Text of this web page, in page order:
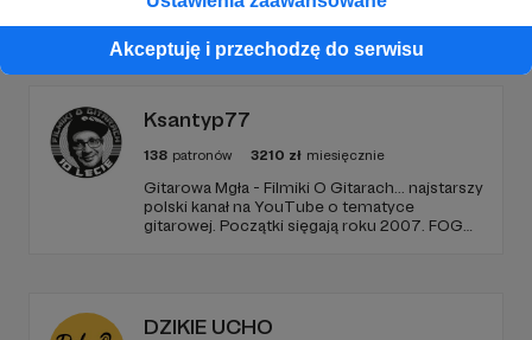
Akceptuję i przechodzę do serwisu
Promowani autorzy
Ksantyp77
138 patronów 3210 zł miesięcznie
Gitarowa Mgła - Filmiki O Gitarach... najstarszy
polski kanał na YouTube o tematyce
gitarowej. Początki sięgają roku 2007. FOG
DZIKIE UCHO